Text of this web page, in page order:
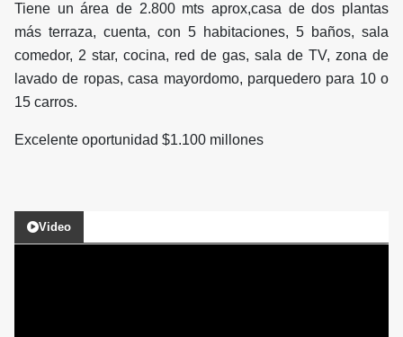
Tiene un área de 2.800 mts aprox,casa de dos plantas
más terraza, cuenta, con 5 habitaciones, 5 baños, sala
comedor, 2 star, cocina, red de gas, sala de TV, zona de
lavado de ropas, casa mayordomo, parquedero para 10 o
15 carros.
Excelente oportunidad $1.100 millones
Video